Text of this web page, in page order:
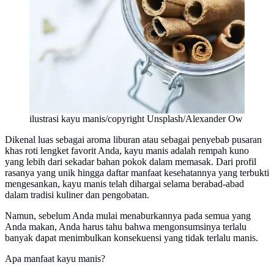
ilustrasi kayu manis/copyright Unsplash/Alexander Ow
Dikenal luas sebagai aroma liburan atau sebagai penyebab pusaran
khas roti lengket favorit Anda, kayu manis adalah rempah kuno
yang lebih dari sekadar bahan pokok dalam memasak. Dari profil
rasanya yang unik hingga daftar manfaat kesehatannya yang terbukti
mengesankan, kayu manis telah dihargai selama berabad-abad
dalam tradisi kuliner dan pengobatan.
Namun, sebelum Anda mulai menaburkannya pada semua yang
Anda makan, Anda harus tahu bahwa mengonsumsinya terlalu
banyak dapat menimbulkan konsekuensi yang tidak terlalu manis.
Apa manfaat kayu manis?